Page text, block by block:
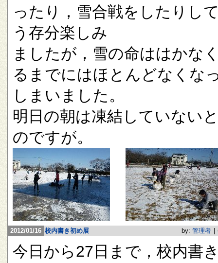
ったり，雪合戦をしたりし
う存分楽しみ
ましたが，雪の命ははかな
るまでにはほとんどなくな
しまいました。
明日の朝は凍結していない
のですが。
2012/01/16 校内書き初め展 by: 管理者
今日から27日まで，校内書